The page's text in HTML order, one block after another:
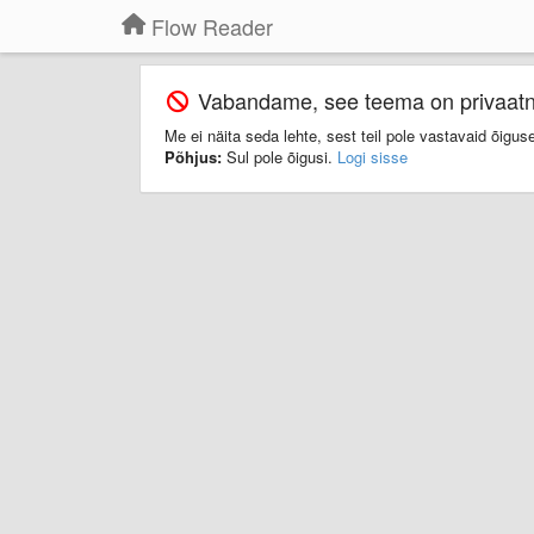
Flow Reader
Vabandame, see teema on
Me ei näita seda lehte, sest teil pole vastavaid
Põhjus: Sul pole õigusi. Logi sisse